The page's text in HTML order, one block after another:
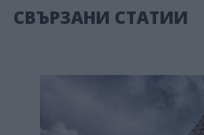
СВЪРЗАНИ СТАТИИ